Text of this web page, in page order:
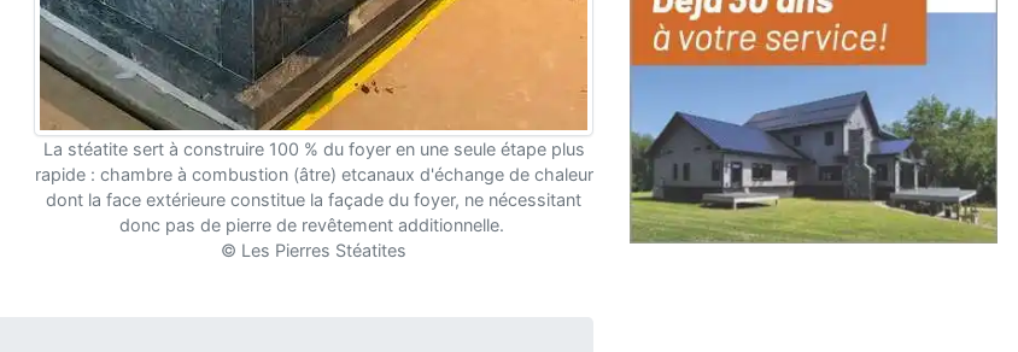
La stéatite sert à construire 100 % du foyer en une seule étape plus
rapide : chambre à combustion (âtre) etcanaux d'échange de chaleur
dont la face extérieure constitue la façade du foyer, ne nécessitant
donc pas de pierre de revêtement additionnelle.
© Les Pierres Stéatites